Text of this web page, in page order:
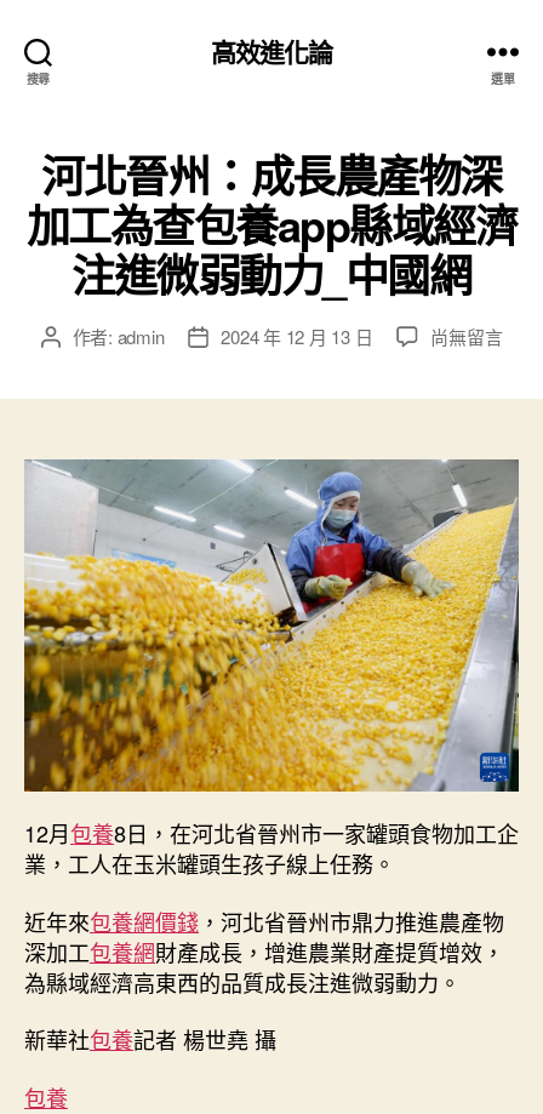
搜尋
高效進化論
選單
河北晉州：成長農產物深
加工為查包養app縣域經濟
注進微弱動力_中國網
文 作者: admin
文
期
2024 年 12 月 13 日
在
成
農
產
物
深
加
工
為
查
包
養
app
域
注
進
微
弱
尚無留言
12月包養8日，在河北省晉州市一家罐頭食物加工企
業，工人在玉米罐頭生孩子線上任務。
近年來包養網價錢 ，河北省晉州市鼎力推進農產物
深加工包養網財產成長，增進農業財產提質增效，
為縣域經濟高東西的品質成長注進微弱動力。
新華社包養記者 楊世堯 攝
包養